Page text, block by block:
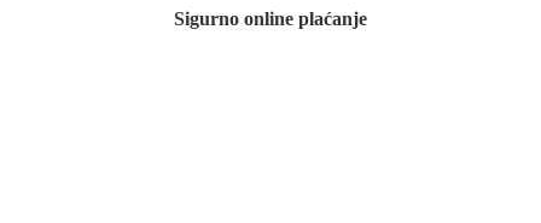
Sigurno online plaćanje